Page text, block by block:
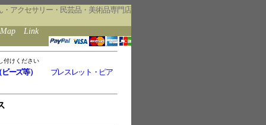
アクセサリー・民芸品・美術品専門店
Link
付けください
ーズ等） ブレスレット・ピア